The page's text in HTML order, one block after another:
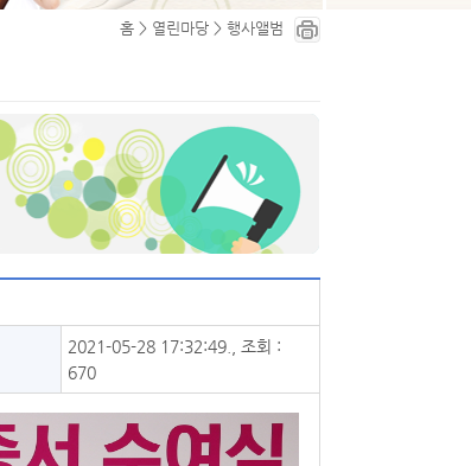
홈 > 열린마당 > 행사앨범
2021-05-28 17:32:49., 조회 :
670